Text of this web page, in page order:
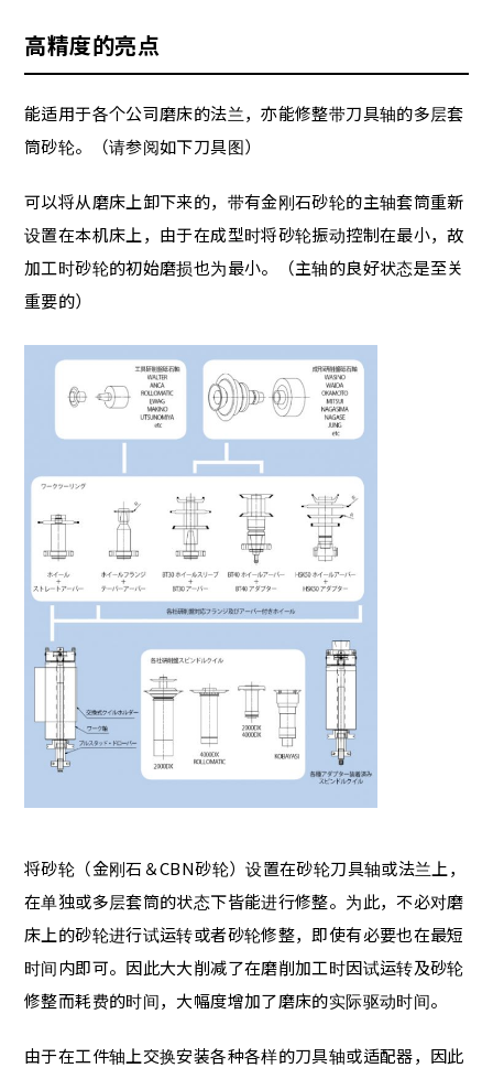
高精度的亮点
能适用于各个公司磨床的法兰，亦能修整带刀具轴的多层套
筒砂轮。（请参阅如下刀具图）
可以将从磨床上卸下来的，带有金刚石砂轮的主轴套筒重新
设置在本机床上，由于在成型时将砂轮振动控制在最小，故
加工时砂轮的初始磨损也为最小。（主轴的良好状态是至关
重要的）
将砂轮（金刚石＆CBN砂轮）设置在砂轮刀具轴或法兰上，
在单独或多层套筒的状态下皆能进行修整。为此，不必对磨
床上的砂轮进行试运转或者砂轮修整，即使有必要也在最短
时间内即可。因此大大削减了在磨削加工时因试运转及砂轮
修整而耗费的时间，大幅度增加了磨床的实际驱动时间。
由于在工件轴上交换安装各种各样的刀具轴或适配器，因此